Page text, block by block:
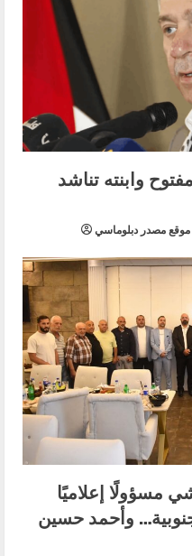
وابنته تناشد
مصدر دبلوماسي
مسؤولًا إعلاميًا
وأحمد حسين